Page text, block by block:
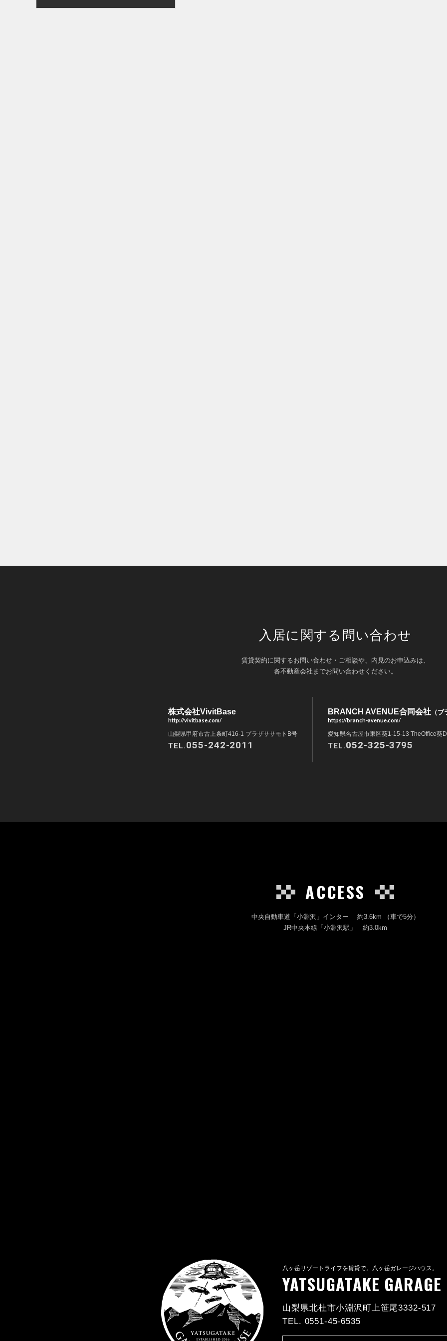
入居に関する問い合わせ
賃貸契約に関するお問い合わせ・ご相談や、内見のお申込みは、
各不動産会社までお問い合わせください。
株式会社VivitBase
http://vivitbase.com/
山梨県甲府市古上条町416-1 プラザササモトB号
TEL.055-242-2011
BRANCH AVENUE合同会社 （
https://branch-avenue.com/
愛知県名古屋市東区葵1-15-13 TheOffice葵
TEL.052-325-3795
ACCESS
中央自動車道「小淵沢」インター 約3.6km （車で5分）
JR中央本線「小淵沢駅」 約3.0km
八ヶ岳リゾートライフを賃貸で。八ヶ岳ガレージハウス。
YATSUGATAKE GARAGE
山梨県北杜市小淵沢町上笹尾3332-517
TEL. 0551-45-6535